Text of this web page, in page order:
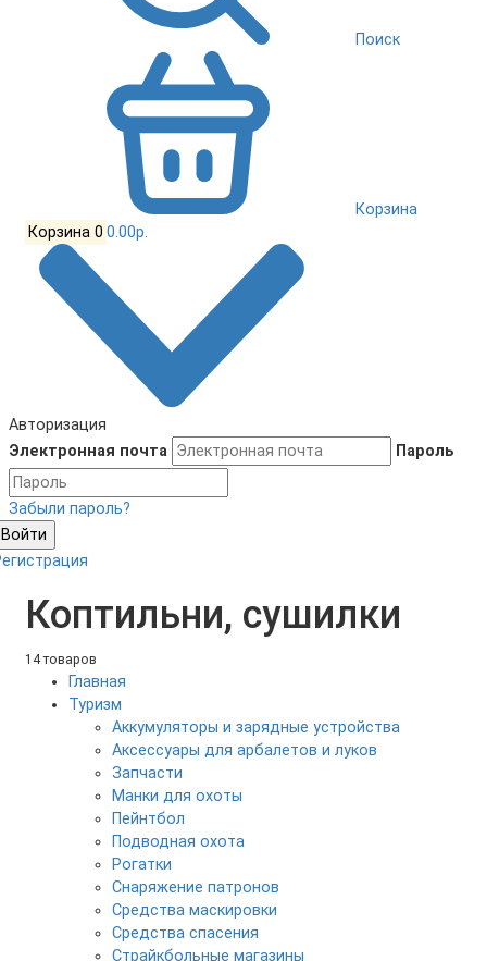
Поиск
Корзина
Корзина 0 0.00р.
Авторизация
Электронная почта
Пароль
Забыли пароль?
Войти
Коптильни, сушилки
14 товаров
Главная
Туризм
Аккумуляторы и зарядные устройства
Аксесcуары для арбалетов и луков
Запчасти
Манки для охоты
Пейнтбол
Подводная охота
Рогатки
Снаряжение патронов
Средства маскировки
Средства спасения
Страйкбольные магазины